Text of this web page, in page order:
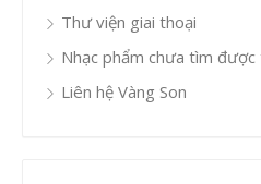
Thư viện giai thoại
Nhạc phẩm chưa tìm
Liên hệ Vàng Son